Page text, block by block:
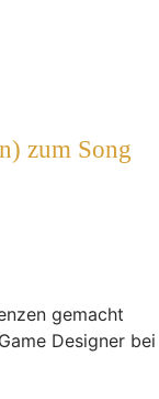
zum Song
gemacht
Designer bei